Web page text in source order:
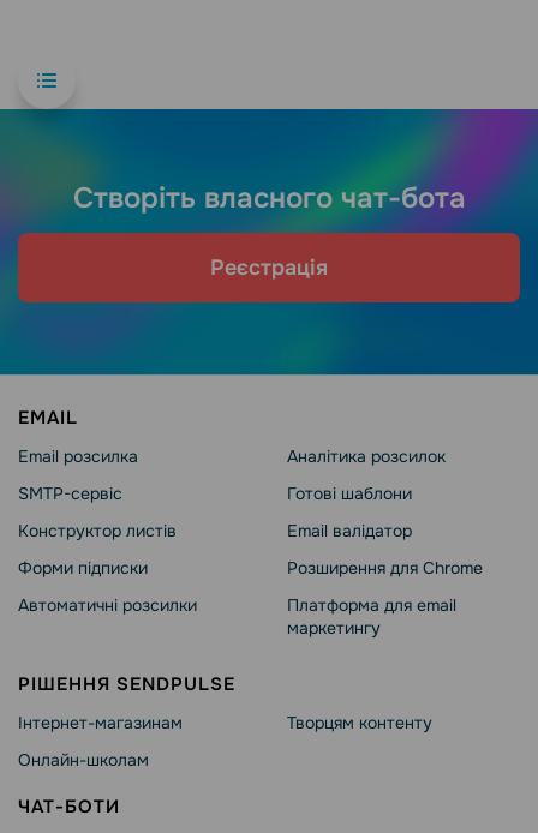
Створіть власного чат-бота
Реєстрація
EMAIL
Email розсилка
SMTP-сервіс
Конструктор листів
Форми підписки
Автоматичні розсилки
Аналітика розсилок
Готові шаблони
Email валідатор
Розширення для Chrome
Платформа для email
маркетингу
РІШЕННЯ SENDPULSE
Інтернет-магазинам
Онлайн-школам
Творцям контенту
ЧАТ-БОТИ